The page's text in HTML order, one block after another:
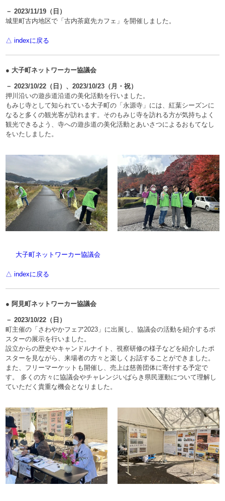
－ 2023/11/19（日）
城里町古内地区で「古内茶庭先カフェ」を開催しました。
△ indexに戻る
● 大子町ネットワーカー協議会
－ 2023/10/22（日）、2023/10/23（月・祝）
押川沿いの遊歩道沿道の美化活動を行いました。
もみじ寺として知られている大子町の「永源寺」には、紅葉シーズンに
なると多くの観光客が訪れます。そのもみじ寺を訪れる方が気持ちよく
観光できるよう、寺への遊歩道の美化活動とあいさつによるおもてなし
をいたしました。
大子町ネットワーカー協議会
△ indexに戻る
● 阿見町ネットワーカー協議会
－ 2023/10/22（日）
町主催の「さわやかフェア2023」に出展し、協議会の活動を紹介するポ
スターの展示を行いました。
設立からの歴史やキャンドルナイト、視察研修の様子などを紹介したポ
スターを見ながら、来場者の方々と楽しくお話することができました。
また、フリーマーケットも開催し、売上は慈善団体に寄付する予定で
す。 多くの方々に協議会やチャレンジいばらき県民運動について理解し
ていただく貴重な機会となりました。